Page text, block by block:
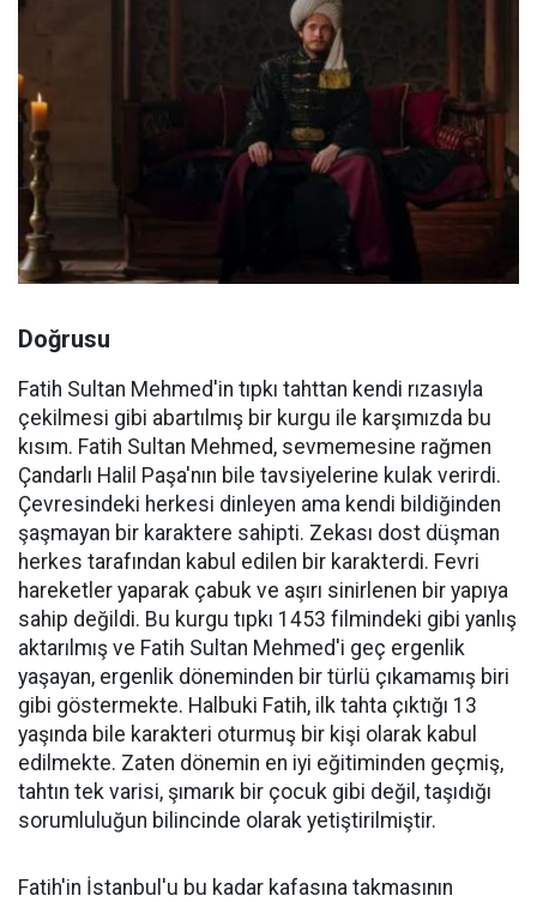
Doğrusu
Fatih Sultan Mehmed'in tıpkı tahttan kendi rızasıyla
çekilmesi gibi abartılmış bir kurgu ile karşımızda bu
kısım. Fatih Sultan Mehmed, sevmemesine rağmen
Çandarlı Halil Paşa'nın bile tavsiyelerine kulak verirdi.
Çevresindeki herkesi dinleyen ama kendi bildiğinden
şaşmayan bir karaktere sahipti. Zekası dost düşman
herkes tarafından kabul edilen bir karakterdi. Fevri
hareketler yaparak çabuk ve aşırı sinirlenen bir yapıya
sahip değildi. Bu kurgu tıpkı 1453 filmindeki gibi yanlış
aktarılmış ve Fatih Sultan Mehmed'i geç ergenlik
yaşayan, ergenlik döneminden bir türlü çıkamamış biri
gibi göstermekte. Halbuki Fatih, ilk tahta çıktığı 13
yaşında bile karakteri oturmuş bir kişi olarak kabul
edilmekte. Zaten dönemin en iyi eğitiminden geçmiş,
tahtın tek varisi, şımarık bir çocuk gibi değil, taşıdığı
sorumluluğun bilincinde olarak yetiştirilmiştir.
Fatih'in İstanbul'u bu kadar kafasına takmasının